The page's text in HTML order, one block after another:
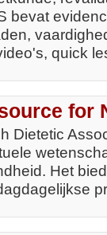
bevat
quick
for
Dietetic
Het